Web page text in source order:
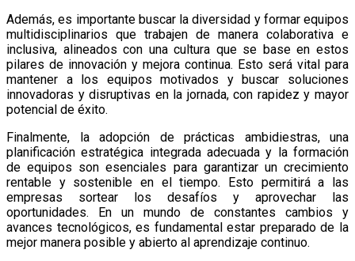
Además, es importante buscar la diversidad y formar equipos
multidisciplinarios que trabajen de manera colaborativa e
inclusiva, alineados con una cultura que se base en estos
pilares de innovación y mejora continua. Esto será vital para
mantener a los equipos motivados y buscar soluciones
innovadoras y disruptivas en la jornada, con rapidez y mayor
potencial de éxito.
Finalmente, la adopción de prácticas ambidiestras, una
planificación estratégica integrada adecuada y la formación
de equipos son esenciales para garantizar un crecimiento
rentable y sostenible en el tiempo. Esto permitirá a las
empresas sortear los desafíos y aprovechar las
oportunidades. En un mundo de constantes cambios y
avances tecnológicos, es fundamental estar preparado de la
mejor manera posible y abierto al aprendizaje continuo.